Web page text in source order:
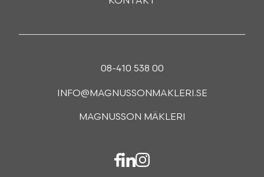
08-410 538 00
INFO@MAGNUSSONMAKLERI.SE
MAGNUSSON MÄKLERI